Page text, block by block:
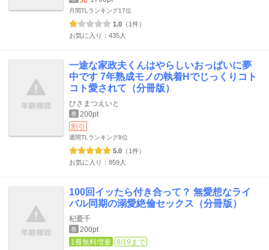
月間TLランキング17位
1.0 （1件）
お気に入り：435人
一途な家政夫くんはやらしいおっぱいに夢
中です 7年熟成モノの執着Hでじっくりコト
コト愛されて（分冊版）
ひさまつえいと
巻
200pt
割引
週間TLランキング8位
5.0 （1件）
お気に入り：859人
100回イッたら付き合って？ 無愛想なライ
バル同期の溺愛絶倫セックス（分冊版）
杞憂千
巻
200pt
1冊無料増量
8/19まで